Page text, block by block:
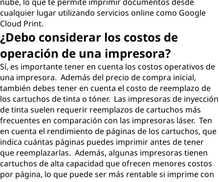
cualquier lugar utilizando servicios online como Google
Cloud Print.
¿Debo considerar los costos de
operación de una impresora?
Sí, es importante tener en cuenta los costos operativos de
una impresora. Además del precio de compra inicial,
también debes tener en cuenta el costo de reemplazo de
los cartuchos de tinta o tóner. Las impresoras de inyección
de tinta suelen requerir reemplazos de cartuchos más
frecuentes en comparación con las impresoras láser. Ten
en cuenta el rendimiento de páginas de los cartuchos, que
indica cuántas páginas puedes imprimir antes de tener
que reemplazarlas. Además, algunas impresoras tienen
cartuchos de alta capacidad que ofrecen menores costos
por página, lo que puede ser más rentable si imprime con